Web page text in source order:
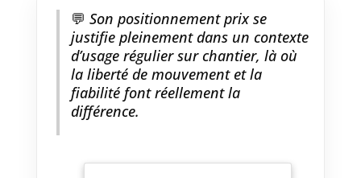
💬 Son positionnement prix se
justifie pleinement dans un contexte
d’usage régulier sur chantier, là où
la liberté de mouvement et la
fiabilité font réellement la
différence.